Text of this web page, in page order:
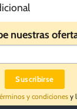
nuestras
y condiciones y